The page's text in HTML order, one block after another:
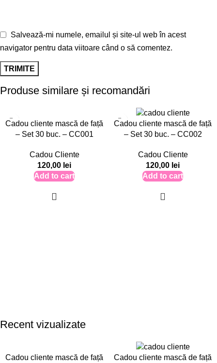
Salvează-mi numele, emailul și site-ul web în acest
navigator pentru data viitoare când o să comentez.
Produse similare și recomandări
Cadou cliente mască de față
– Set 30 buc. – CC001
Cadou Cliente
120,00 lei
Add to cart
Cadou cliente mască de față
– Set 30 buc. – CC002
Cadou Cliente
120,00 lei
Add to cart
Recent vizualizate
Cadou cliente mască de față
Cadou cliente mască de față